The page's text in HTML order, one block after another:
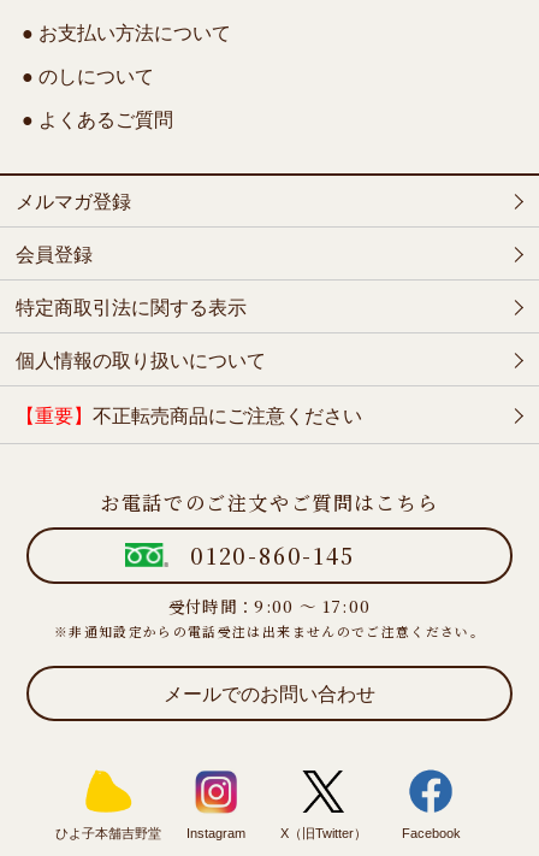
● お支払い方法について
● のしについて
● よくあるご質問
メルマガ登録
会員登録
特定商取引法に関する表示
個人情報の取り扱いについて
【重要】不正転売商品にご注意ください
お電話でのご注文やご質問はこちら
0120-860-145
受付時間：9:00 ～ 17:00
※非通知設定からの電話受注は出来ませんのでご注意ください。
メールでのお問い合わせ
ひよ子本舗吉野堂 Instagram X（旧Twitter） Facebook